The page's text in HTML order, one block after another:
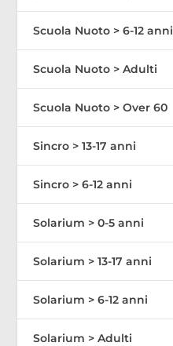
Scuola Nuoto > 6-12 anni
Scuola Nuoto > Adulti
Scuola Nuoto > Over 60
Sincro > 13-17 anni
Sincro > 6-12 anni
Solarium > 0-5 anni
Solarium > 13-17 anni
Solarium > 6-12 anni
Solarium > Adulti